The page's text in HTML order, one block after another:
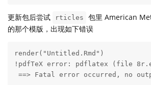
更新包后尝试 rticles
包里 American
的那个模版，出现如下错误
render("Untitled.Rmd")
!pdfTeX error: pdflatex (file
==> Fatal error occurred, no